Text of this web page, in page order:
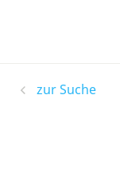
zur Suche